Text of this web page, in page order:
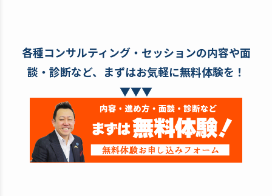
各種コンサルティング・セッションの内容や面
談・診断など、まずはお気軽に無料体験を！
▼▼▼